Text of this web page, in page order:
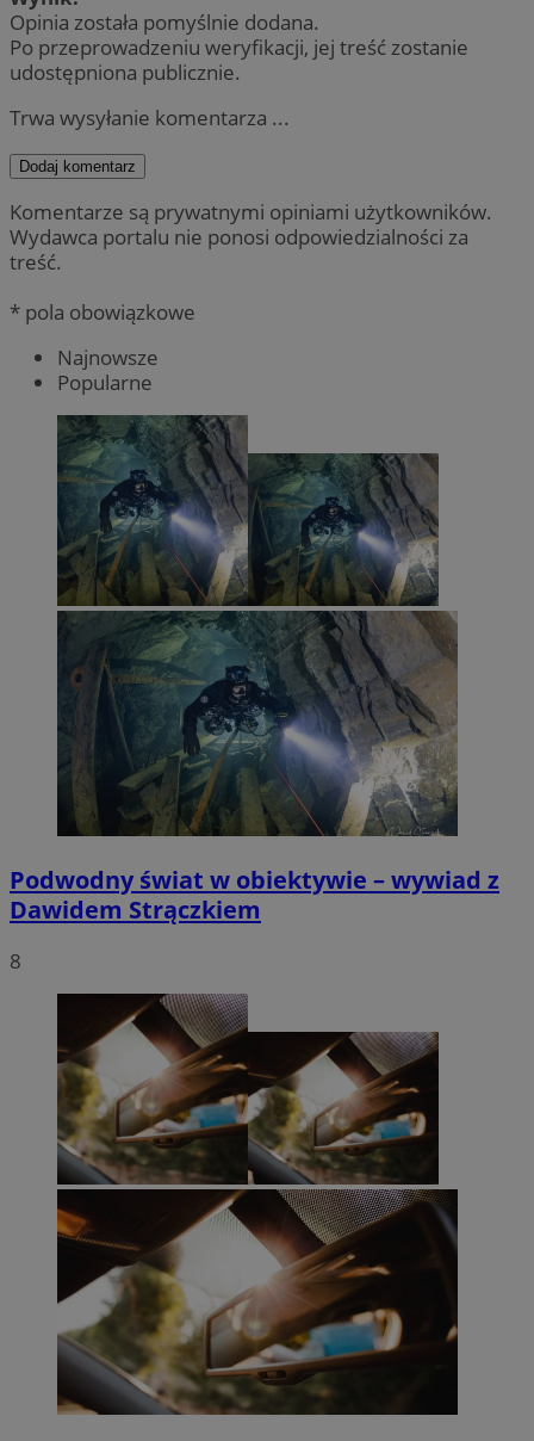
Opinia została pomyślnie dodana.
Po przeprowadzeniu weryfikacji, jej treść zostanie
udostępniona publicznie.
Trwa wysyłanie komentarza ...
Dodaj komentarz
Komentarze są prywatnymi opiniami użytkowników.
Wydawca portalu nie ponosi odpowiedzialności za
treść.
* pola obowiązkowe
Najnowsze
Popularne
Podwodny świat w obiektywie – wywiad z
Dawidem Strączkiem
8